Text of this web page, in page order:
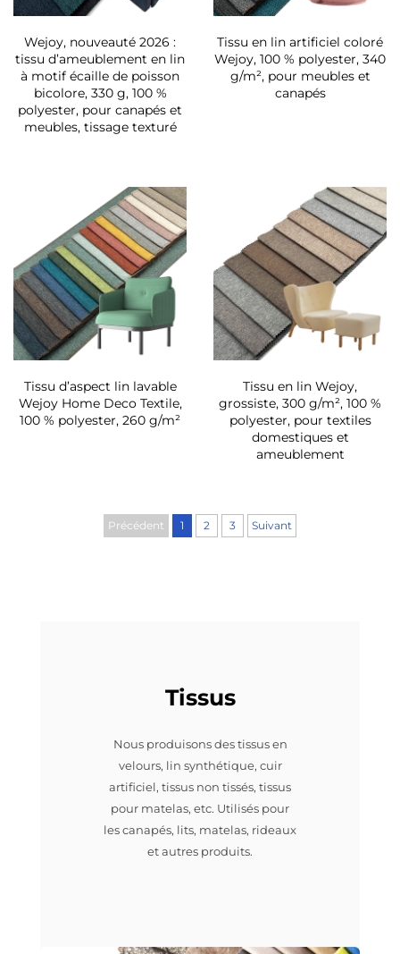
Wejoy, nouveauté 2026 :
tissu d’ameublement en lin
à motif écaille de poisson
bicolore, 330 g, 100 %
polyester, pour canapés et
meubles, tissage texturé
Tissu en lin artificiel coloré
Wejoy, 100 % polyester, 340
g/m², pour meubles et
canapés
Tissu d’aspect lin lavable
Wejoy Home Deco Textile,
100 % polyester, 260 g/m²
Tissu en lin Wejoy,
grossiste, 300 g/m², 100 %
polyester, pour textiles
domestiques et
ameublement
Précédent 1 2 3 Suivant
Tissus
Nous produisons des tissus en
velours, lin synthétique, cuir
artificiel, tissus non tissés, tissus
pour matelas, etc. Utilisés pour
les canapés, lits, matelas, rideaux
et autres produits.